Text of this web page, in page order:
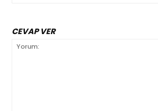
CEVAP VER